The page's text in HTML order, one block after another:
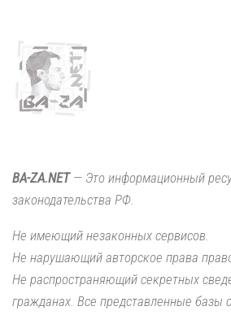
BA-ZA.NET— Это информационный
законодательства РФ.
Не имеющий незаконных сервисов.
Не нарушающий авторское права
Не распространяющий секретных
гражданах. Все представленные базы